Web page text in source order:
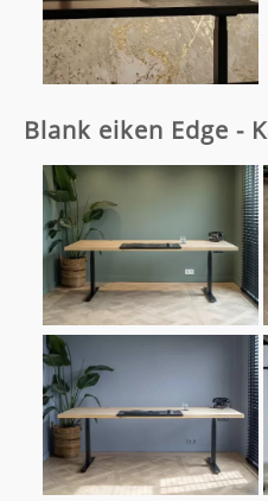
Blank eiken Edge -